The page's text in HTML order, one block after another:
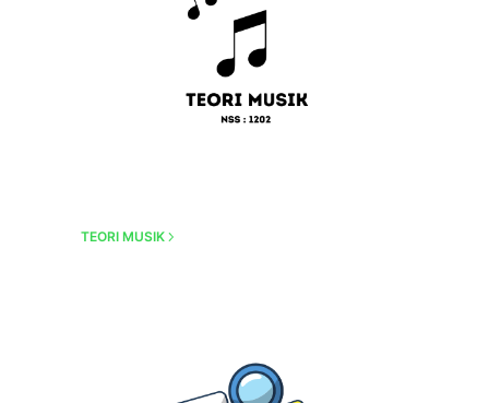
TEORI MUSIK